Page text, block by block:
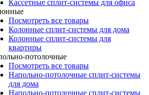
Кассетные сплит-системы для офиса
Посмотреть все товары
Колонные сплит-системы для дома
Колонные сплит-системы для
квартиры
потолочные
Посмотреть все товары
Напольно-потолочные сплит-системы
для дома
Напольно-потолочные сплит-системы